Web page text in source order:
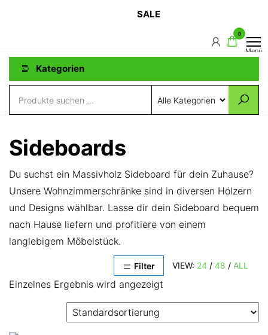
SALE
0
Menü
Kategorien
Sideboards
Du suchst ein Massivholz Sideboard für dein Zuhause?
Unsere Wohnzimmerschränke sind in diversen Hölzern
und Designs wählbar. Lasse dir dein Sideboard bequem
nach Hause liefern und profitiere von einem
langlebigem Möbelstück.
VIEW: 24 / 48 / ALL
Filter
Einzelnes Ergebnis wird angezeigt